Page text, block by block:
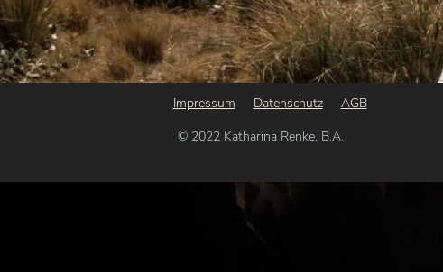
Impressum Datenschutz
AGB
© 2022 Katharina Renke, B.A.